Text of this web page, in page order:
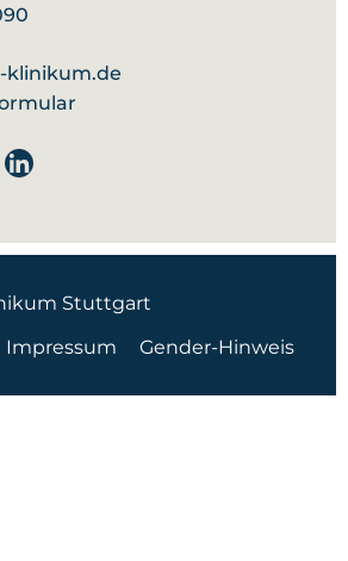
klinikum.de
Linkedin
Stuttgart
Impressum Gender-Hinweis